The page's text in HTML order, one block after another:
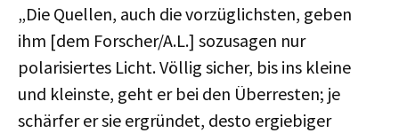
„Die Quellen, auch die vorzüglichsten, geben
ihm [dem Forscher/A.L.] sozusagen nur
polarisiertes Licht. Völlig sicher, bis ins kleine
und kleinste, geht er bei den Überresten; je
schärfer er sie ergründet, desto ergiebiger